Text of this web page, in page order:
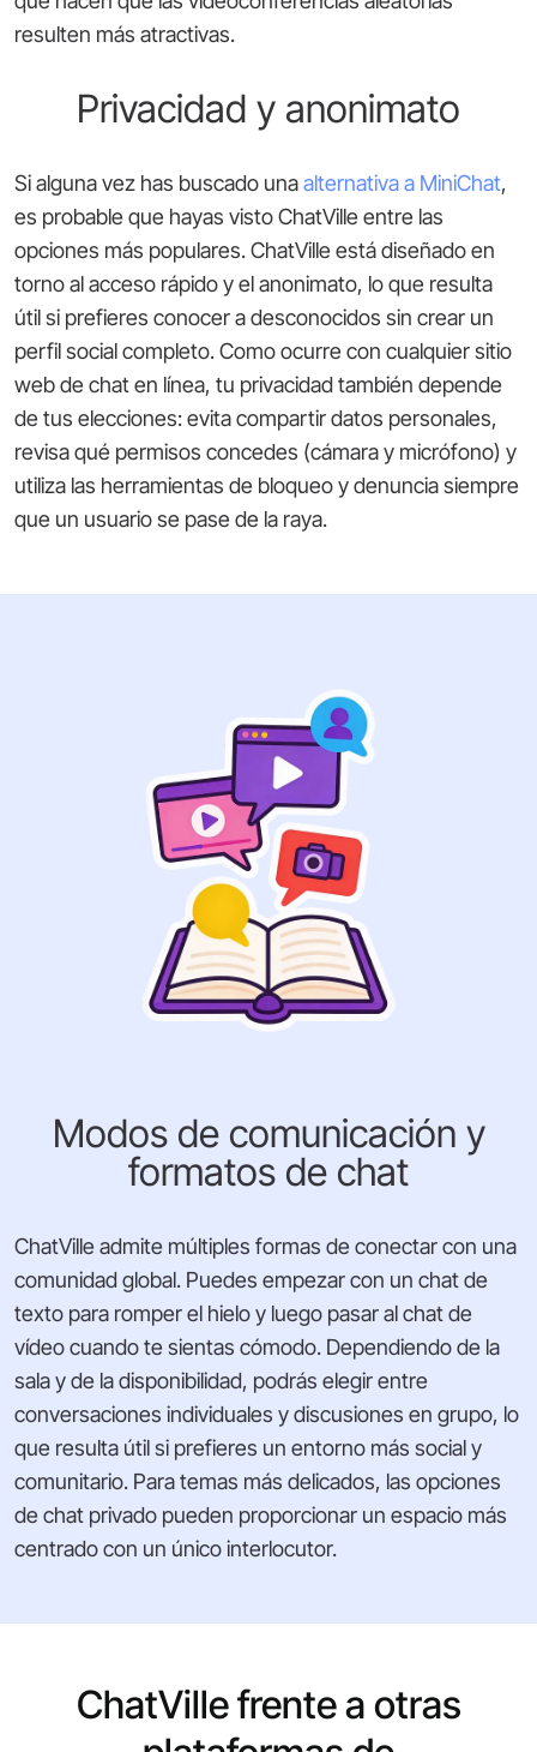
resulten más atractivas.
Privacidad y anonimato
Si alguna vez has buscado unaalternativa a MiniChat,
es probable que hayas visto ChatVille entre las
opciones más populares. ChatVille está diseñado en
torno al acceso rápido y el anonimato, lo que resulta
útil si prefieres conocer a desconocidos sin crear un
perfil social completo. Como ocurre con cualquier sitio
web de chat en línea, tu privacidad también depende
de tus elecciones: evita compartir datos personales,
revisa qué permisos concedes (cámara y micrófono) y
utiliza las herramientas de bloqueo y denuncia siempre
que un usuario se pase de la raya.
Modos de comunicación y
formatos de chat
ChatVille admite múltiples formas de conectar con una
comunidad global. Puedes empezar con un chat de
texto para romper el hielo y luego pasar al chat de
vídeo cuando te sientas cómodo. Dependiendo de la
sala y de la disponibilidad, podrás elegir entre
conversaciones individuales y discusiones en grupo, lo
que resulta útil si prefieres un entorno más social y
comunitario. Para temas más delicados, las opciones
de chat privado pueden proporcionar un espacio más
centrado con un único interlocutor.
ChatVille frente a otras